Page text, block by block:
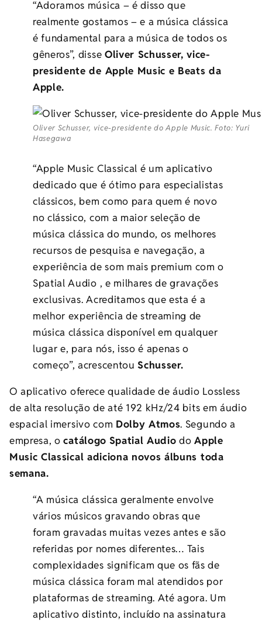
“Adoramos música – é disso que
realmente gostamos – e a música clássica
é fundamental para a música de todos os
gêneros”, disse Oliver Schusser, vice-
presidente de Apple Music e Beats da
Apple.
Oliver Schusser, vice-presidente do Apple Music. Foto: Yuri
Hasegawa
“Apple Music Classical é um aplicativo
dedicado que é ótimo para especialistas
clássicos, bem como para quem é novo
no clássico, com a maior seleção de
música clássica do mundo, os melhores
recursos de pesquisa e navegação, a
experiência de som mais premium com o
Spatial Audio , e milhares de gravações
exclusivas. Acreditamos que esta é a
melhor experiência de streaming de
música clássica disponível em qualquer
lugar e, para nós, isso é apenas o
começo”, acrescentouSchusser.
O aplicativo oferece qualidade de áudio Lossless
de alta resolução de até 192 kHz/24 bits em áudio
espacial imersivo com Dolby Atmos. Segundo a
empresa, ocatálogo Spatial Audio doApple
Music Classical adiciona novos álbuns toda
semana.
“A música clássica geralmente envolve
vários músicos gravando obras que
foram gravadas muitas vezes antes e são
referidas por nomes diferentes… Tais
complexidades significam que os fãs de
música clássica foram mal atendidos por
plataformas de streaming. Até agora. Um
aplicativo distinto, incluído na assinatura